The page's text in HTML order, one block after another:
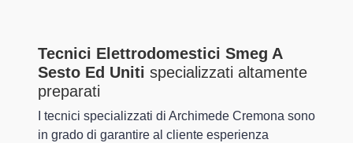
Tecnici Elettrodomestici Smeg A
Sesto Ed Uniti specializzati altamente
preparati
I tecnici specializzati di Archimede Cremona sono
in grado di garantire al cliente esperienza